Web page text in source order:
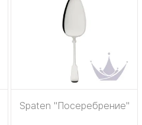
Spaten "Посеребрение"